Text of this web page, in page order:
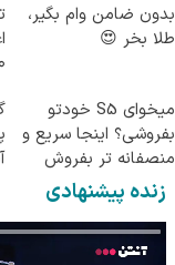
بدون ضامن وام بگیر،
طلا بخر 😍
میخوای S5 خودتو
بفروشی؟ اینجا سریع و
منصفانه تر بفروش
زنده پیشنهادی